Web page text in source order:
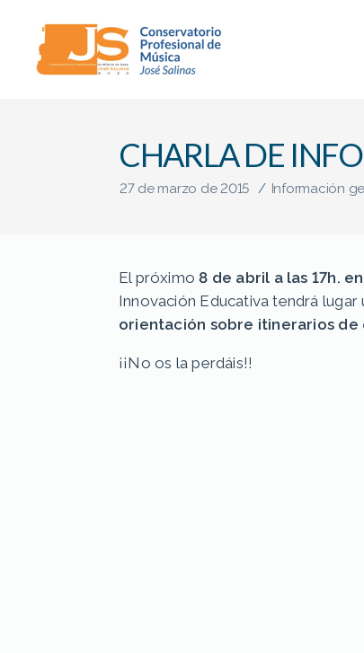
CHARLA DE
27 de marzo de 2015 / Información
El próximo8 de abril a las 17h.
Innovación Educativa tendrá
orientación sobre itinerarios de
¡¡No os la perdáis!!